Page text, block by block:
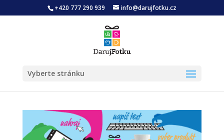
+420 777 290 939 info@darujfotku.cz
Vyberte stránku